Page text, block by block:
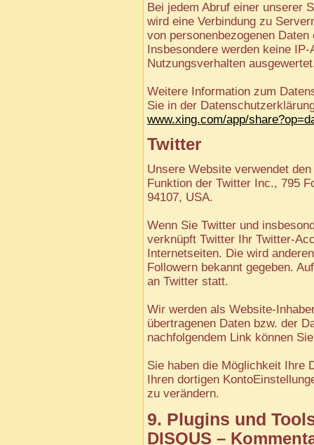
Bei jedem Abruf einer unserer
wird eine Verbindung zu
von personenbezogenen
Insbesondere werden keine
Nutzungsverhalten
Weitere Information zum
Sie in der
www.xing.com/app/
Twitter
Unsere Website verwendet
Funktion der Twitter Inc., 795
94107, USA.
Wenn Sie Twitter und
verknüpft Twitter Ihr Twitter-
Internetseiten. Die wird
Followern bekannt gegeben.
an Twitter statt.
Wir werden als Website-
übertragenen Daten bzw. der
nachfolgendem Link können
Sie haben die Möglichkeit Ihre
Ihren dortigen
zu verändern.
9. Plugins und
DISQUS –